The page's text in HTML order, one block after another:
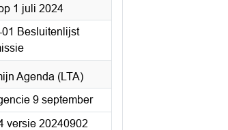
1 juli 2024
Besluitenlijst
Agenda (LTA)
9 september
versie 20240902